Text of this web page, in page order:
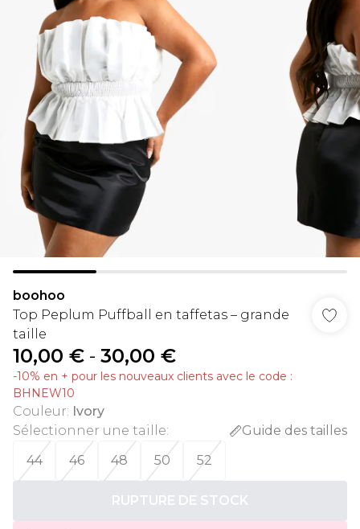
boohoo
Top Peplum Puffball en taffetas – grande
taille
10,00 € - 30,00 €
-10% en + pour les nouveaux clients avec le code :
BHNEW10
Couleur: Ivory
Sélectionner une taille:
Guide des tailles
44
46 48 50 52
RUPTURE DE STOCK